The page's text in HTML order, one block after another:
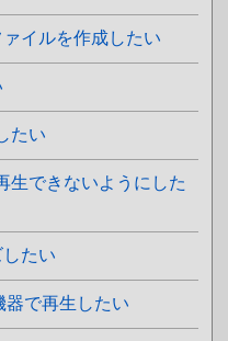
イルを作成したい
たい
生できないようにした
たい
で再生したい